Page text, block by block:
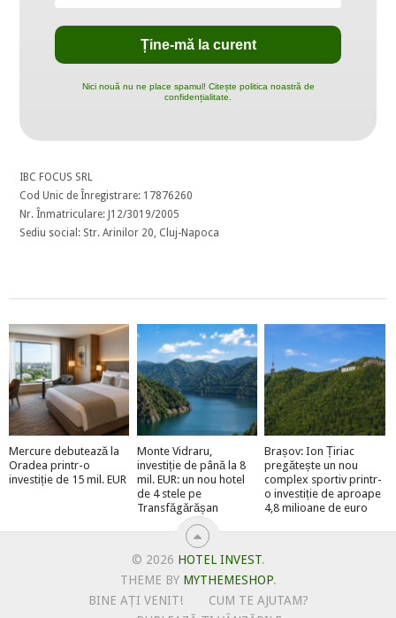
Nici nouă nu ne place spamul! Citește politica noastră de
confidențialitate.
IBC FOCUS SRL
Cod Unic de Înregistrare: 17876260
Nr. Înmatriculare: J12/3019/2005
Sediu social: Str. Arinilor 20, Cluj-Napoca
Mercure debutează la
Oradea printr-o
investiție de 15 mil. EUR
Monte Vidraru,
investiție de până la 8
mil. EUR: un nou hotel
de 4 stele pe
Transfăgărășan
Brașov: Ion Țiriac
pregătește un nou
complex sportiv printr-
o investiție de aproape
4,8 milioane de euro
© 2026 HOTEL INVEST.
THEME BY MYTHEMESHOP.
BINE AȚI VENIT!
CUM TE AJUTAM?